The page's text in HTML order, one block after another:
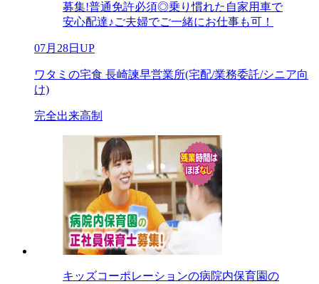
募集!普通免許必須◎乗り慣れた自家用車で
安心配達♪ご夫婦でご一緒にお仕事も可！
07月28日UP
ワタミの宅食 長崎諫早営業所(宅配/業務委託/シニア向
け)
完全出来高制
キッズコーポレーションの病院内保育園の